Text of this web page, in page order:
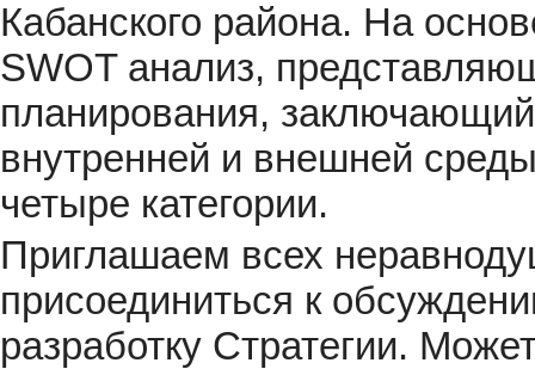
Кабанского района. На
SWOT анализ,
планирования,
внутренней и внешней
четыре категории.
Приглашаем всех
присоединиться к
разработку Стратегии.